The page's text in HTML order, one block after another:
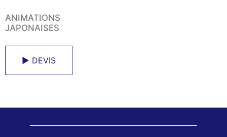
ANIMATIONS
JAPONAISES
► DEVIS